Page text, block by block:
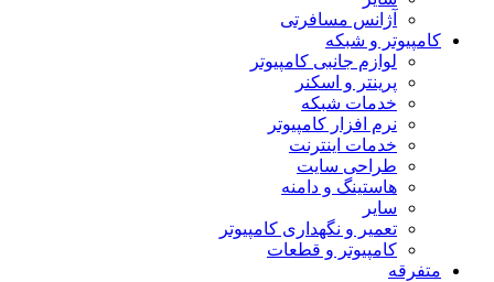
آژانس مسافرتی
کامپیوتر و شبکه
لوازم جانبی کامپیوتر
پرینتر و اسکنر
خدمات شبکه
نرم افزار کامپیوتر
خدمات اینترنت
طراحی سایت
هاستینگ و دامنه
سایر
تعمیر و نگهداری کامپیوتر
کامپیوتر و قطعات
متفرقه